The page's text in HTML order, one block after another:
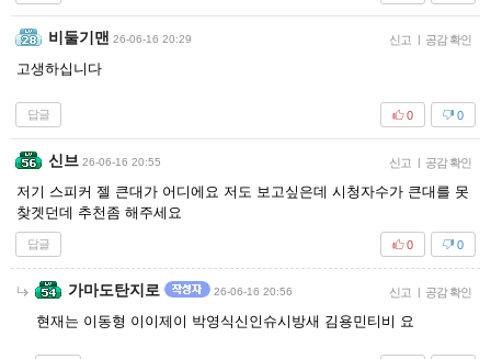
비둘기맨 26-06-16 20:29 신고 | 공감 확인
고생하십니다
답글 0
0
신브 26-06-16 20:55 신고 | 공감 확인
저기 스피커 젤 큰대가 어디에요 저도 보고싶은데 시청자수가 큰대를 못
찾겟던데 추천좀 해주세요
답글 0
0
가마도탄지로 26-06-16 20:56 신고 | 공감 확인
현재는 이동형 이이제이 박영식신인슈시방새 김용민티비 요